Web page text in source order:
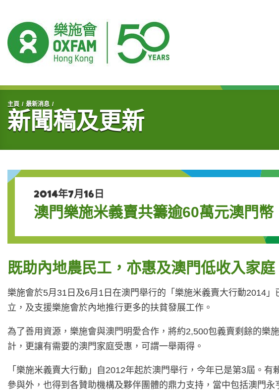
開始主要內容
主頁 最新消息
新聞稿及更新
2014年7月16日
澳門樂施米義賣共籌逾60萬元澳門幣
既助內地農民工，亦惠及澳門低收入家庭
樂施會於5月31日及6月1日在澳門舉行的「樂施米義賣大行動2014
立，及支援樂施會於內地推行更多的扶貧發展工作。
為了善用資源，樂施會與澳門明愛合作，將約2,500包義賣剩餘的樂
計，更讓有需要的澳門家庭受惠，可謂一舉兩得。
「樂施米義賣大行動」自2012年起於澳門舉行，今年已是第3屆。
參與外，也得到各贊助機構及夥伴團體的鼎力支持，當中包括澳門